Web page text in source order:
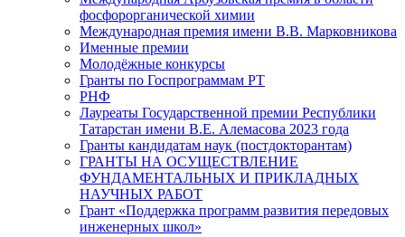
фосфорорганической химии
Международная премия имени В.В. Марковникова
Именные премии
Молодёжные конкурсы
Гранты по Госпрограммам РТ
РНФ
Лауреаты Государственной премии Республики
Татарстан имени В.Е. Алемасова 2023 года
Гранты кандидатам наук (постдокторантам)
ГРАНТЫ НА ОСУЩЕСТВЛЕНИЕ
ФУНДАМЕНТАЛЬНЫХ И ПРИКЛАДНЫХ
НАУЧНЫХ РАБОТ
Грант «Поддержка программ развития передовых
инженерных школ»